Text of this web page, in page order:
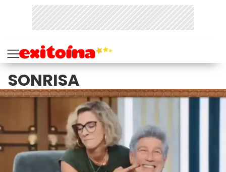
SONRISA